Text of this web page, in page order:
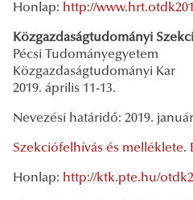
Honlap: http://
Közgazdaságtudományi
Pécsi Tudományegyetem
Közgazdaságtudományi Kar
2019. április 11-13.
Nevezési határidő: 2019.
Szekciófelhívás és melléklete.
Honlap: http://ktk.pte.hu/